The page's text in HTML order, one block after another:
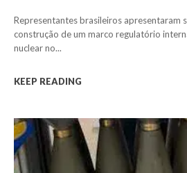
Representantes brasileiros apresentaram
construção de um marco regulatório
nuclear no...
KEEP READING